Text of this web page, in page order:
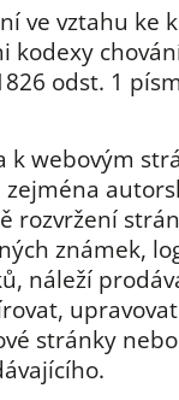
ve vztahu ke
kodexy
odst. 1
k webovým
rozvržení
známek,
náleží
stránky